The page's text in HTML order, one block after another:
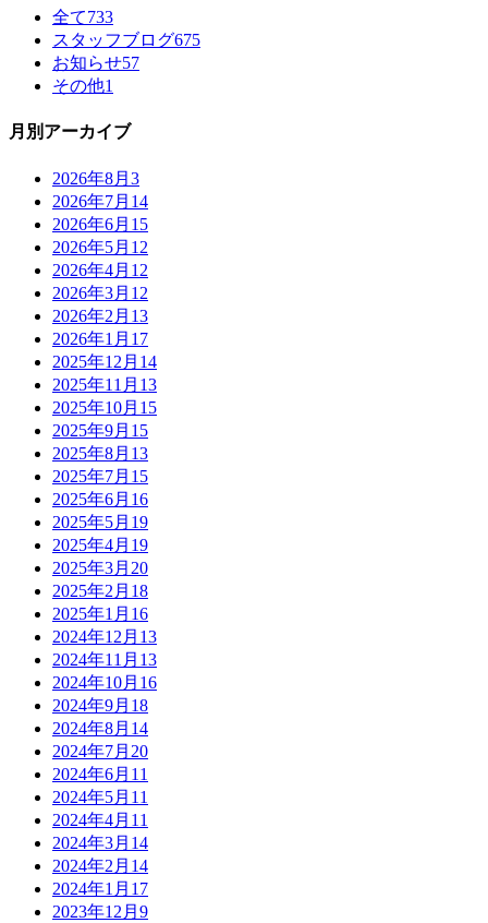
全て733
スタッフブログ675
お知らせ57
その他1
月別アーカイブ
2026年8月 3
2026年7月 14
2026年6月 15
2026年5月 12
2026年4月 12
2026年3月 12
2026年2月 13
2026年1月 17
2025年12月 14
2025年11月 13
2025年10月 15
2025年9月 15
2025年8月 13
2025年7月 15
2025年6月 16
2025年5月 19
2025年4月 19
2025年3月 20
2025年2月 18
2025年1月 16
2024年12月 13
2024年11月 13
2024年10月 16
2024年9月 18
2024年8月 14
2024年7月 20
2024年6月 11
2024年5月 11
2024年4月 11
2024年3月 14
2024年2月 14
2024年1月 17
2023年12月 9